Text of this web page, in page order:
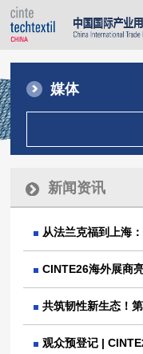
媒体
新闻资讯
从法兰克福到上海
CINTE26海外展商
共筑韧性新生态！
观众预登记 |